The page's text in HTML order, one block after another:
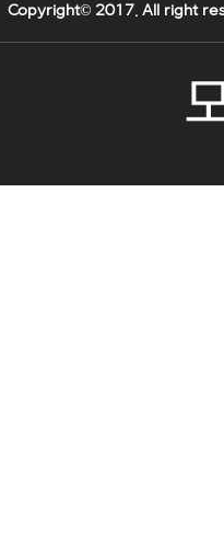
Copyright© 2017. All right